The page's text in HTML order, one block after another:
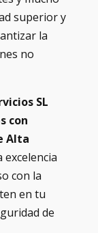
superior y
la
no
SL
con
Alta
excelencia
con la
en tu
de